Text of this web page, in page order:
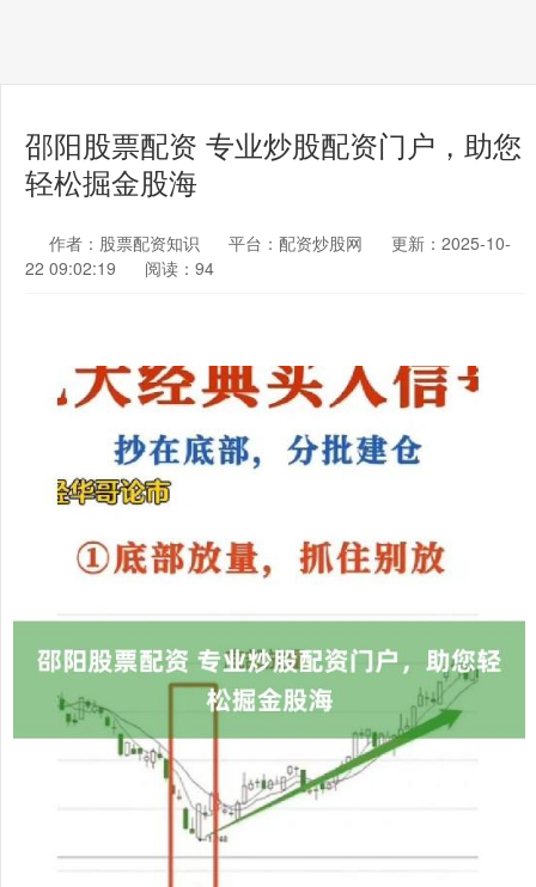
邵阳股票配资 专业炒股配资门户，助您
轻松掘金股海
作者：股票配资知识 平台：配资炒股网
更新：2025-10-
22 09:02:19
阅读：94